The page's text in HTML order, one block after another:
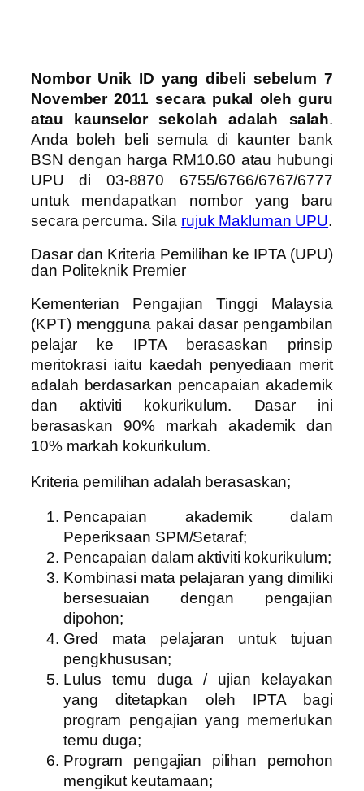
Nombor Unik ID yang dibeli sebelum 7
November 2011 secara pukal oleh guru
atau kaunselor sekolah adalah salah.
Anda boleh beli semula di kaunter bank
BSN dengan harga RM10.60 atau hubungi
UPU di 03-8870 6755/6766/6767/6777
untuk mendapatkan nombor yang baru
secara percuma. Sila rujuk Makluman UPU.
Dasar dan Kriteria Pemilihan ke IPTA (UPU)
dan Politeknik Premier
Kementerian Pengajian Tinggi Malaysia
(KPT) mengguna pakai dasar pengambilan
pelajar ke IPTA berasaskan prinsip
meritokrasi iaitu kaedah penyediaan merit
adalah berdasarkan pencapaian akademik
dan aktiviti kokurikulum. Dasar ini
berasaskan 90% markah akademik dan
10% markah kokurikulum.
Kriteria pemilihan adalah berasaskan;
Pencapaian akademik dalam
Peperiksaan SPM/Setaraf;
Pencapaian dalam aktiviti kokurikulum;
Kombinasi mata pelajaran yang dimiliki
bersesuaian dengan pengajian
dipohon;
Gred mata pelajaran untuk tujuan
pengkhususan;
Lulus temu duga / ujian kelayakan
yang ditetapkan oleh IPTA bagi
program pengajian yang memerlukan
temu duga;
Program pengajian pilihan pemohon
mengikut keutamaan;